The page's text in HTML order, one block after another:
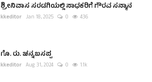
ಶ್ರೀನಿವಾಸ ಸರಡಗಿಯಲ್ಲಿ ಸಾಧಕರಿಗೆ ಗೌರವ ಸನ್ಮಾನ
kkeditor Jan 18, 2025 0 436
ಗೊ. ರು. ಚನ್ನಬಸಪ್ಪ
kkeditor Aug 31, 2024 0 1.1k